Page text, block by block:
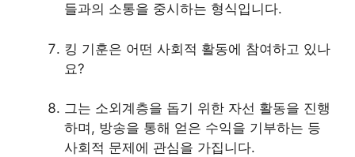
들과의 소통을 중시하는 형식입니다.
킹 기훈은 어떤 사회적 활동에 참여하고 있나
요?
그는 소외계층을 돕기 위한 자선 활동을 진행
하며, 방송을 통해 얻은 수익을 기부하는 등
사회적 문제에 관심을 가집니다.